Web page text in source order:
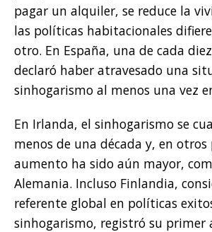
pagar un alquiler, se reduce la
las políticas habitacionales
otro. En España, una de cada
declaró haber atravesado una
sinhogarismo al menos una vez
En Irlanda, el sinhogarismo se
menos de una década y, en otros
aumento ha sido aún mayor,
Alemania. Incluso Finlandia,
referente global en políticas
sinhogarismo, registró su primer